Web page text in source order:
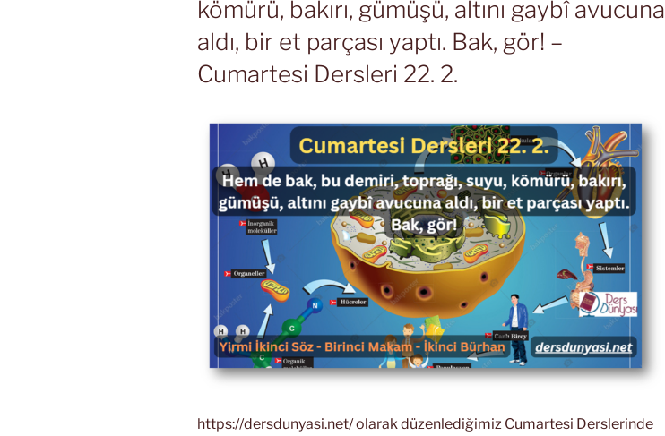
kömürü, bakırı, gümüşü, altını gaybî avucuna
aldı, bir et parçası yaptı. Bak, gör! –
Cumartesi Dersleri 22. 2.
https://dersdunyasi.net/ olarak düzenlediğimiz Cumartesi Derslerinde